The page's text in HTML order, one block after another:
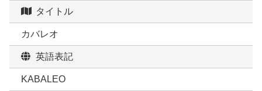
タイトル
カバレオ
英語表記
KABALEO